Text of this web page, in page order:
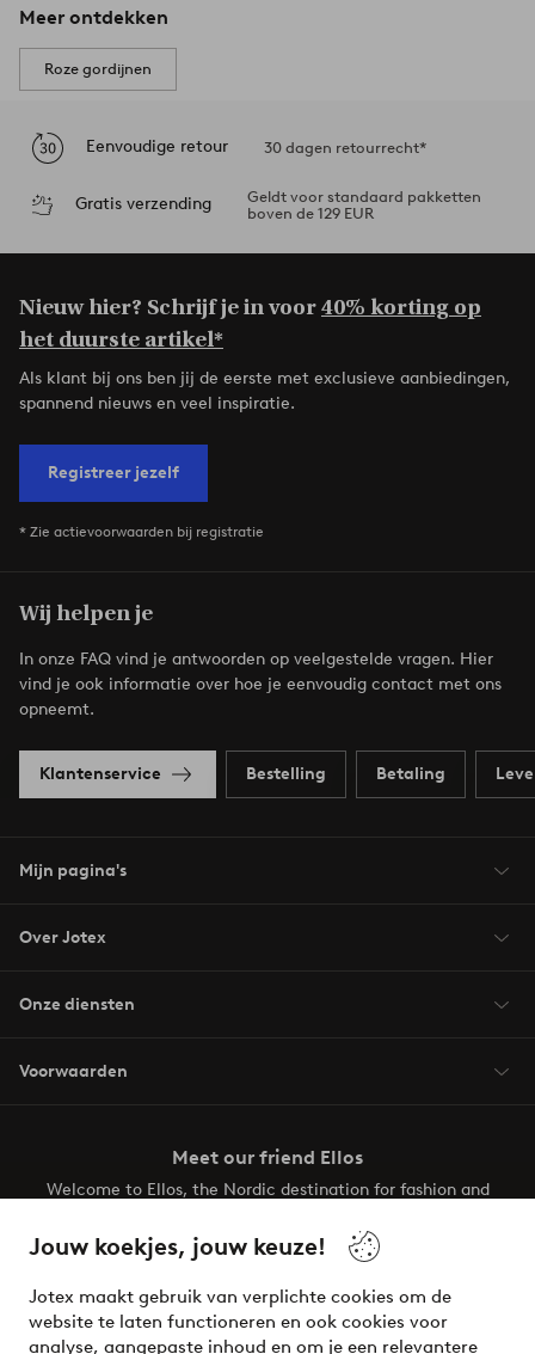
Jouw koekjes, jouw keuze!
Jotex maakt gebruik van verplichte cookies om de
website te laten functioneren en ook cookies voor
analyse, aangepaste inhoud en om je een relevantere
Meer ontdekken
Roze gordijnen
Eenvoudige retour 30 dagen retourrecht*
Gratis verzending
Geldt voor standaard pakketten
boven de 129 EUR
Nieuw hier? Schrijf je in voor40% korting op
het duurste artikel*
Als klant bij ons ben jij de eerste met exclusieve aanbiedingen,
spannend nieuws en veel inspiratie.
Registreer jezelf
* Zie actievoorwaarden bij registratie
Wij helpen je
In onze FAQ vind je antwoorden op veelgestelde vragen. Hier
vind je ook informatie over hoe je eenvoudig contact met ons
opneemt.
Klantenservice Bestelling Betaling
Mijn pagina's
Over Jotex
Onze diensten
Voorwaarden
Meet our friend Ellos
Welcome to Ellos, the Nordic destination for fashion and
your wardrobe. Your next inspiring look is here!